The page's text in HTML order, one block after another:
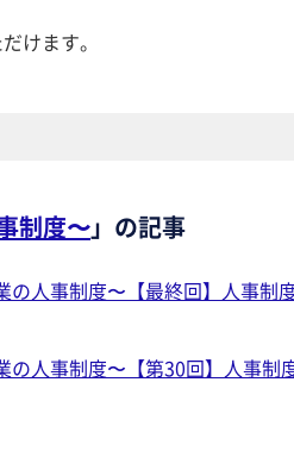
けます。
制度〜」の記事
人事制度〜【最終回】人事制
の人事制度〜【第30回】人事制